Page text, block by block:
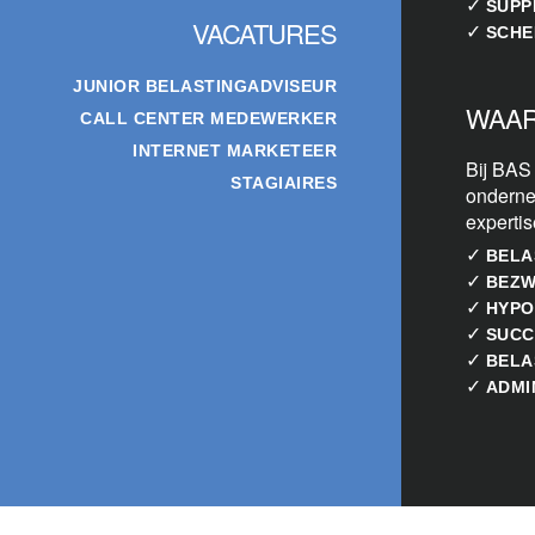
VACATURES
JUNIOR BELASTINGADVISEUR
CALL CENTER MEDEWERKER
INTERNET MARKETEER
STAGIAIRES
✓
Bij
✓
✓
✓
✓
✓
✓